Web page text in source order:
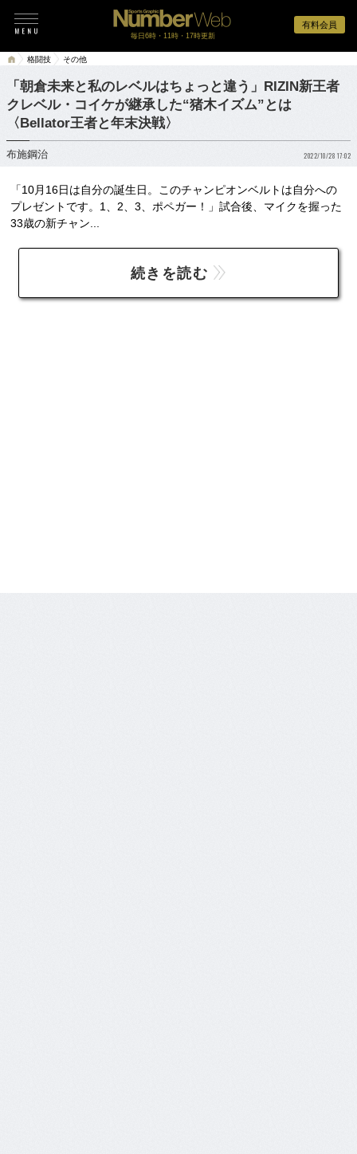
有料会員
毎日6時・11時・17時更新
格闘技 その他
「朝倉未来と私のレベルはちょっと違う」RIZIN新王者
クレベル・コイケが継承した“猪木イズム”とは
〈Bellator王者と年末決戦〉
布施鋼治 2022/10/28 17:02
「10月16日は自分の誕生日。このチャンピオンベルトは自分への
プレゼントです。1、2、3、ポペガー！」試合後、マイクを握った
33歳の新チャン...
続きを読む